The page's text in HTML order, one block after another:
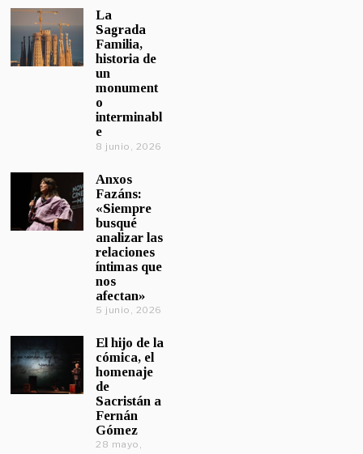
La
Sagrada
Familia,
historia de
un
monument
o
interminabl
e
8 junio, 2026
Anxos
Fazáns:
«Siempre
busqué
analizar las
relaciones
íntimas que
nos
afectan»
5 junio, 2026
El hijo de la
cómica, el
homenaje
de
Sacristán a
Fernán
Gómez
28 mayo,